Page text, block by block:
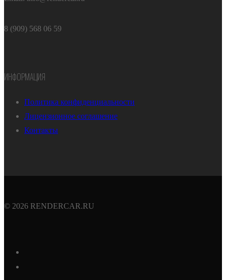
8 (909) 568 06 59
ИНФОРМАЦИЯ
Политика конфиденциальности
Лицензионное соглашение
Контакты
© 2026 RENDERCAR.RU